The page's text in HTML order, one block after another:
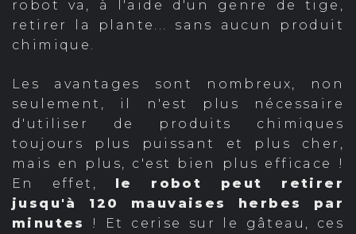
robot va, à l'aide d'un genre de tige,
retirer la plante... sans aucun produit
chimique.
Les avantages sont nombreux, non
seulement, il n'est plus nécessaire
d'utiliser de produits chimiques
toujours plus puissant et plus cher,
mais en plus, c'est bien plus efficace !
En effet,
le robot peut retirer
jusqu'à 120 mauvaises herbe s par
minutes
! Et cerise sur le gâteau, ces